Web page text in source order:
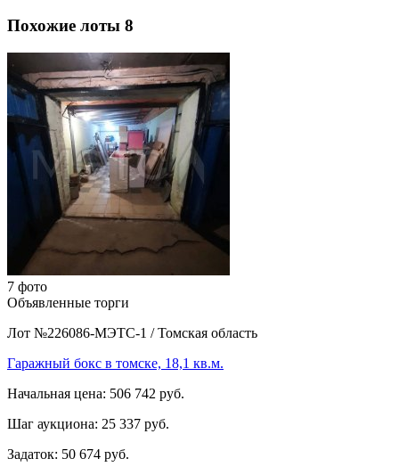
Похожие лоты 8
7 фото
Объявленные торги
Лот №226086-МЭТС-1 / Томская область
Гаражный бокс в томске, 18,1 кв.м.
Начальная цена: 506 742 руб.
Шаг аукциона: 25 337 руб.
Задаток: 50 674 руб.